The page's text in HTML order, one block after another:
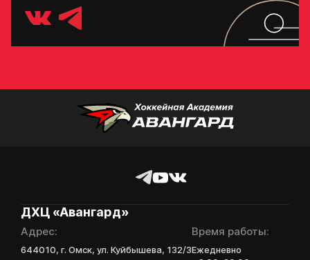
ДХЦ «Авангард»
Адрес:
644010, г. Омск, ул. Куйбышева, 132/3
Время работы:
Ежедневно